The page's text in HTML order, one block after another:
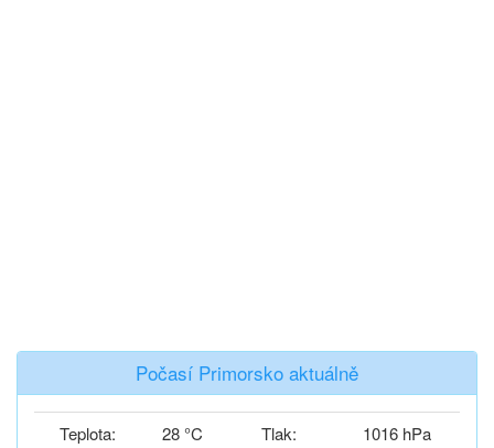
Počasí Primorsko aktuálně
Teplota: 28 °C Tlak:
1016 hPa